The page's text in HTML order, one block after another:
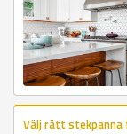
Välj rätt stekpanna